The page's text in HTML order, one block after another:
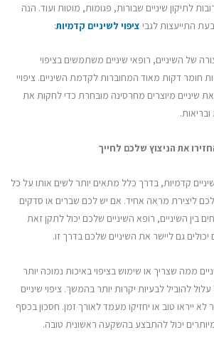
לתיקון שיניים שבורות, פגומות, מוטות ועוד. הנה
התייעצות לגבי ציפוי לשיניים קדמיות:
של השיניים, רופאי שיניים משתמשים בציפוי
חומר דקות מאוד המחוברות לקדמת השיניים. ציפויי
שיניים מיוצרים מחרסינה מובחרת כדי לחקות את
את הניצוץ שלכם לחייך
קדמיות, בדרך כלל מתאים יותר לשים אותו על כל
ליצירת מראה אחיד. אם יש לכם שברים או סדקים
בין השיניים, רופא השיניים שלכם יכול לתקן זאת
גם ליישר את השיניים שלכם בדרך זו.
ממה שצריך או שימוש בציפוי באיכות נמוכה יותר
להוביל לבעיות יקרות יותר בהמשך. ציפוי שיניים
לא ייראו טוב או יחזיקו מעמד לאורך זמן. חסכון בכסף
מיותרים יכול להתבצע בהשקעה ראשונית טובה.